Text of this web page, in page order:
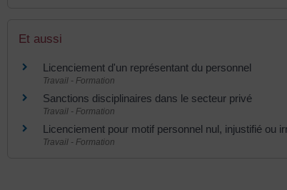
Et aussi
Licenciement d'un représentant du personnel
Travail - Formation
Sanctions disciplinaires dans le secteur privé
Travail - Formation
Licenciement pour motif personnel nul, injustifié ou
Travail - Formation